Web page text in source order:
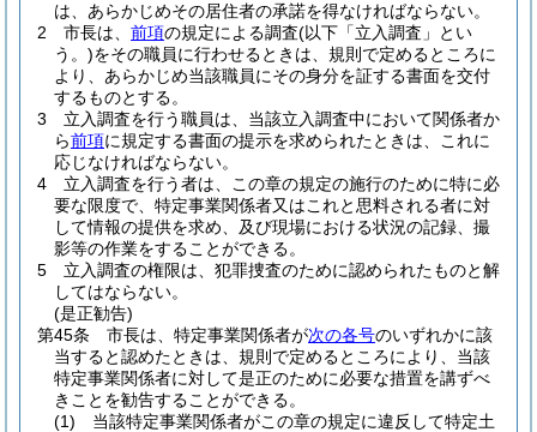
は、あらかじめその居住者の承諾を得なければならない。
2
市長は、 前項の規定による調査(以下「立入調査」とい
う。)をその職員に行わせるときは、規則で定めるところに
より、あらかじめ当該職員にその身分を証する書面を交付
するものとする。
3
立入調査を行う職員は、当該立入調査中において関係者か
ら前項に規定する書面の提示を求められたときは、これに
応じなければならない。
4
立入調査を行う者は、この章の規定の施行のために特に必
要な限度で、特定事業関係者又はこれと思料される者に対
して情報の提供を求め、及び現場における状況の記録、撮
影等の作業をすることができる。
5
立入調査の権限は、犯罪捜査のために認められたものと解
してはならない。
(是正勧告)
第45条
市長は、特定事業関係者が次の各号のいずれかに該
当すると認めたときは、規則で定めるところにより、当該
特定事業関係者に対して是正のために必要な措置を講ずべ
きことを勧告することができる。
(1)
当該特定事業関係者がこの章の規定に違反して特定土